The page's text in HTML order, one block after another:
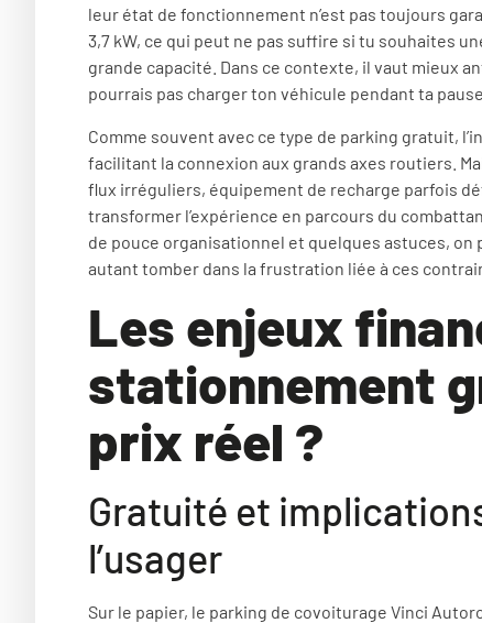
leur état de fonctionnement n’est pas toujours
3,7 kW, ce qui peut ne pas suffire si tu souhaites
grande capacité. Dans ce contexte, il vaut mieux
pourrais pas charger ton véhicule pendant ta
Comme souvent avec ce type de parking gratuit,
facilitant la connexion aux grands axes routiers.
flux irréguliers, équipement de recharge parfois
transformer l’expérience en parcours du
de pouce organisationnel et quelques astuces,
autant tomber dans la frustration liée à ces
Les enjeux
stationnement
prix réel ?
Gratuité et
l’usager
Sur le papier, le parking de covoiturage Vinci